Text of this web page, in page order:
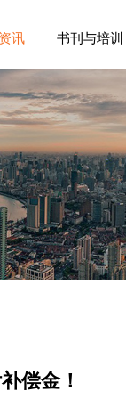
讯 书刊与培训
偿金！